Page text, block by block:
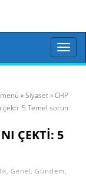
Toggle
»Siyaset» CHP
çekti: 5 Temel sorun
ÇEKTI: 5
, Genel, Gündem ,